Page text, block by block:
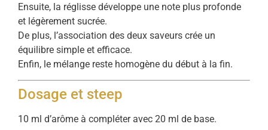
Ensuite, la réglisse développe une note plus profonde
et légèrement sucrée.
De plus, l’association des deux saveurs crée un
équilibre simple et efficace.
Enfin, le mélange reste homogène du début à la fin.
Dosage et steep
10 ml d’arôme à compléter avec 20 ml de base.